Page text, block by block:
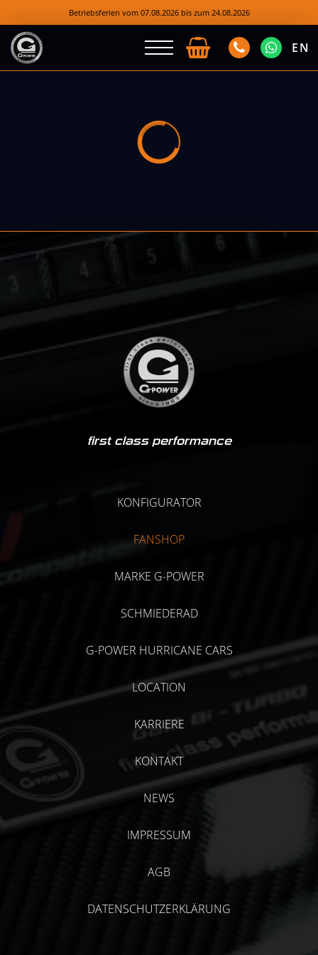
Betriebsferien vom 07.08.2026 bis zum 24.08.2026
EN
first class performance
KONFIGURATOR
FANSHOP
MARKE G-POWER
SCHMIEDERAD
G-POWER HURRICANE CARS
LOCATION
KARRIERE
KONTAKT
NEWS
IMPRESSUM
AGB
DATENSCHUTZERKLÄRUNG